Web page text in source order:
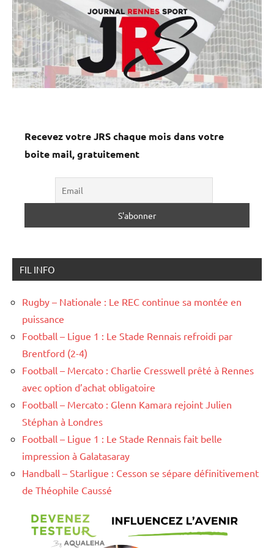
Recevez votre JRS chaque mois dans votre
boite mail, gratuitement
FIL INFO
Rugby – Nationale : Le REC continue sa montée en
puissance
Football – Ligue 1 : Le Stade Rennais refroidi par
Brentford (2-4)
Football – Mercato : Charlie Cresswell prêté à Rennes
avec option d’achat obligatoire
Football – Mercato : Glenn Kamara rejoint Julien
Stéphan à Londres
Football – Ligue 1 : Le Stade Rennais fait belle
impression à Galatasaray
Handball – Starligue : Cesson se sépare définitivement
de Théophile Caussé